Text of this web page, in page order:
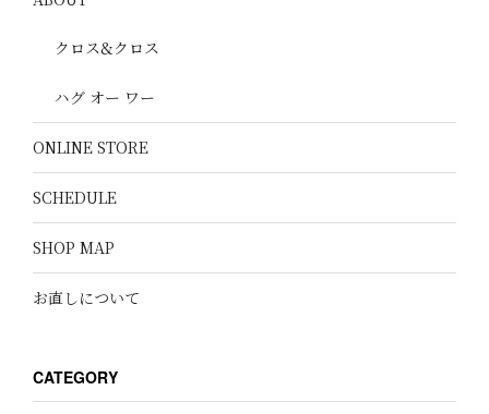
クロス&クロス
ハグ オー ワー
ONLINE STORE
SCHEDULE
SHOP MAP
お直しについて
CATEGORY